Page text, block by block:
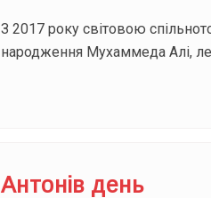
З 2017 року світовою
народження Мухаммеда Алі,
Антонів день